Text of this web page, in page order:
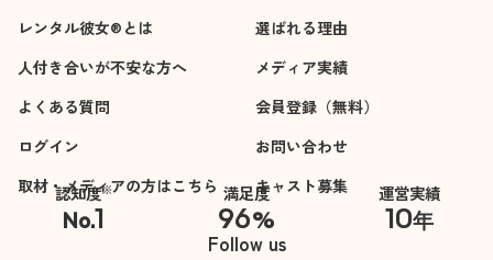
レンタル彼女®とは
選ばれる理由
人付き合いが不安な方へ
メディア実績
よくある質問
会員登録（無料）
ログイン
お問い合わせ
取材・メディアの方はこちら
キャスト募集
認知度※
No.1
※自社調べ
満足度
96%
運営実績
10年
Follow us